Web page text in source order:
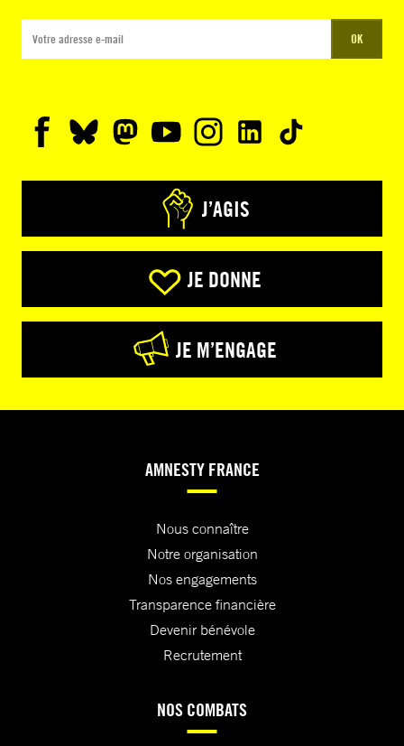
OK
J’AGIS
JE DONNE
JE M’ENGAGE
AMNESTY FRANCE
Nous connaître
Notre organisation
Nos engagements
Transparence financière
Devenir bénévole
Recrutement
NOS COMBATS